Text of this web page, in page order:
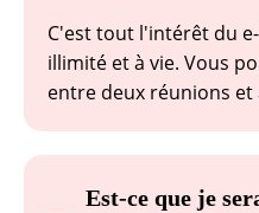
C'est tout l'intérêt du
illimité et à vie. Vous
entre deux réunions et
Est-ce que je